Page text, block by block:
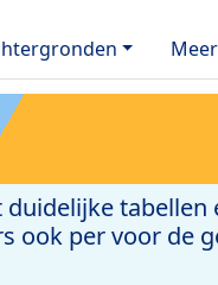
Meer
tabellen
ook per voor de